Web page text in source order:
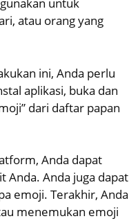
untuk
atau orang yang
ini, Anda perlu
aplikasi, buka dan
dari daftar papan
Anda dapat
Anda. Anda juga dapat
emoji. Terakhir, Anda
menemukan emoji